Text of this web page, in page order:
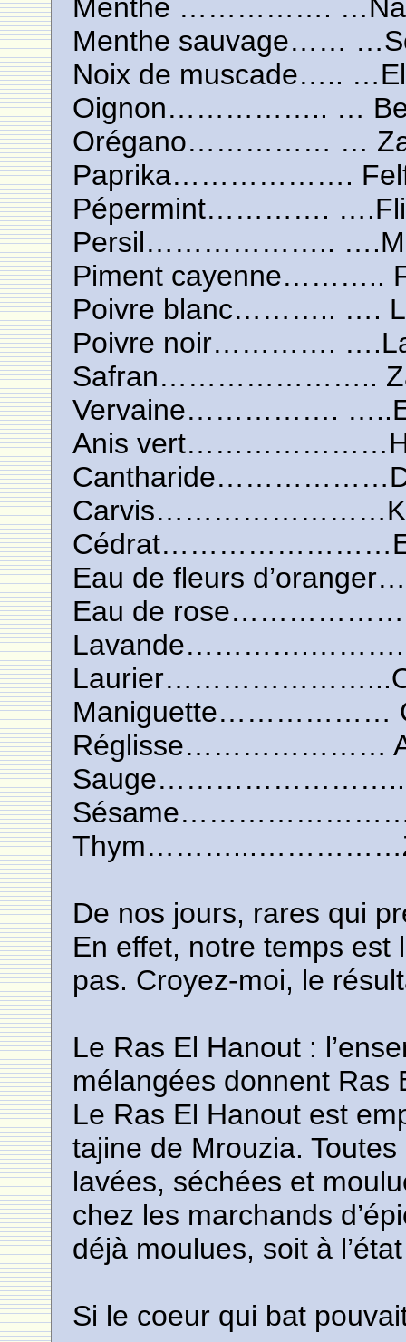
Menthe …………….
Menthe sauvage……
Noix de muscade…..
Oignon…………….. …
Orégano…………… …
Paprika……………….
Pépermint………….
Persil………………..
Piment cayenne………..
Poivre blanc……….. ….
Poivre noir………….
Safran…………………..
Vervaine…………….
Anis
Eau de fleurs
Eau de rose………………
Maniguette………………
Réglisse…………………
De nos jours, rares qui
En effet, notre temps est
pas. Croyez-moi, le
Le Ras El Hanout :
mélangées donnent Ras
Le Ras El Hanout est
tajine de Mrouzia.
lavées, séchées et
chez les marchands
déjà moulues, soit à
Si le coeur qui bat